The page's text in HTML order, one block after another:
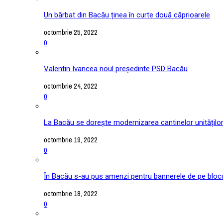
Un bărbat din Bacău ținea în curte două căprioarele
octombrie 25, 2022
0
Valentin Ivancea noul președinte PSD Bacău
octombrie 24, 2022
0
La Bacău se dorește modernizarea cantinelor
octombrie 19, 2022
0
În Bacău s-au pus amenzi pentru bannerele de pe
octombrie 18, 2022
0